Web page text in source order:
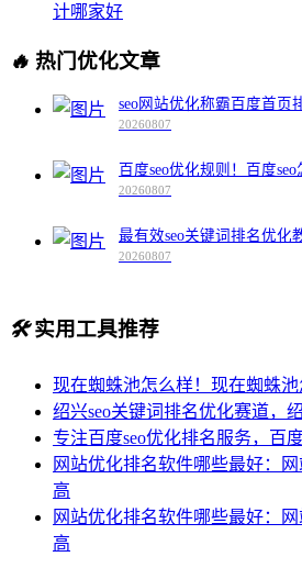
计哪家好
🔥 热门优化文章
seo网站优化称霸百度首页
20260807
百度seo优化规则！百度
20260807
最有效seo关键词排名优化
20260807
🛠️实用工具推荐
现在蜘蛛池怎么样！现在蜘蛛池
绍兴seo关键词排名优化赛道，
专注百度seo优化排名服务，百
网站优化排名软件哪些最好：
高
网站优化排名软件哪些最好：
高